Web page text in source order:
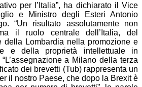
per l’Italia”, ha dichiarato il Vice
e Ministro degli Esteri Antonio
“Un risultato assolutamente non
il ruolo centrale dell’Italia, del
della Lombardia nella promozione e
e della proprietà intellettuale in
a Milano della terza
dei brevetti (Tub) rappresenta un
il nostro Paese, che dopo la Brexit è